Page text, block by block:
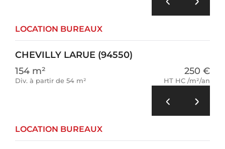
LOCATION BUREAUX
CHEVILLY LARUE (94550)
154 m²
Div. à partir de 54 m²
250 €
HT HC /m²/an
LOCATION BUREAUX